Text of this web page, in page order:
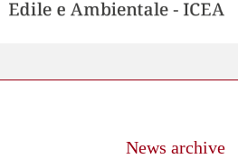
News archive